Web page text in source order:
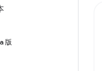
版